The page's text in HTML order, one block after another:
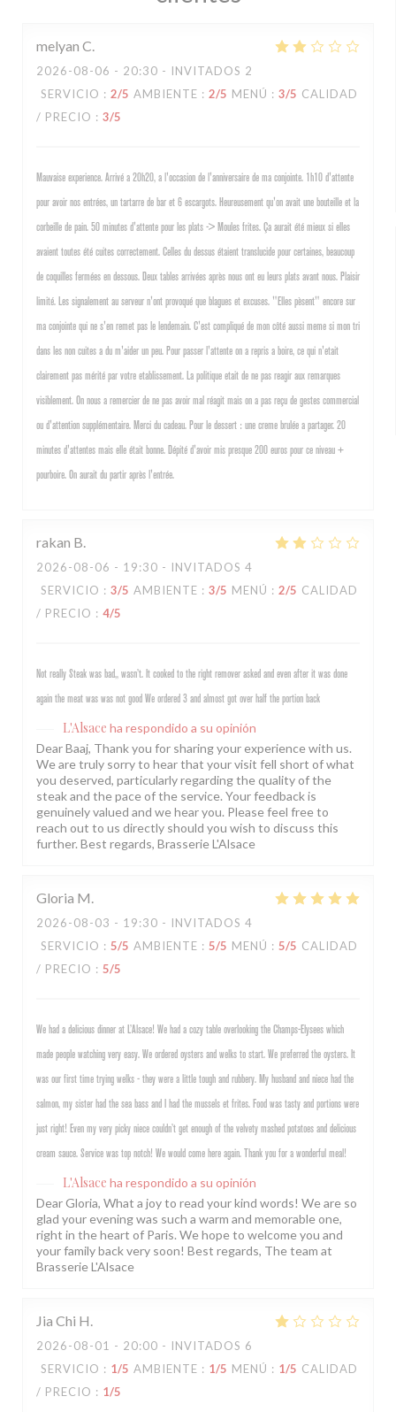
melyan C
2026-08-06 - 20:30 - INVITADOS 2
SERVICIO : 2/5 AMBIENTE : 2/5 MENÚ : 3/5 CALIDAD
/ PRECIO : 3/5
Mauvaise experience. Arrivé a 20h20, a l'occasion de l'anniversaire de ma conjointe. 1h10 d'attente
pour avoir nos entrées, un tartarre de bar et 6 escargots. Heureusement qu'on avait une bouteille et la
corbeille de pain. 50 minutes d'attente pour les plats -> Moules frites. Ça aurait été mieux si elles
avaient toutes été cuites correctement. Celles du dessus étaient translucide pour certaines, beaucoup
de coquilles fermées en dessous. Deux tables arrivées après nous ont eu leurs plats avant nous. Plaisir
limité. Les signalement au serveur n'ont provoqué que blagues et excuses. "Elles pèsent" encore sur
ma conjointe qui ne s'en remet pas le lendemain. C'est compliqué de mon côté aussi meme si mon tri
dans les non cuites a du m'aider un peu. Pour passer l'attente on a repris a boire, ce qui n'etait
clairement pas mérité par votre etablissement. La politique etait de ne pas reagir aux remarques
visiblement. On nous a remercier de ne pas avoir mal réagit mais on a pas reçu de gestes commercial
ou d'attention supplémentaire. Merci du cadeau. Pour le dessert : une creme brulée a partager. 20
minutes d'attentes mais elle était bonne. Dépité d'avoir mis presque 200 euros pour ce niveau +
pourboire. On aurait du partir après l'entrée.
rakan B
2026-08-06 - 19:30 - INVITADOS 4
SERVICIO : 3/5 AMBIENTE : 3/5 MENÚ : 2/5 CALIDAD
/ PRECIO : 4/5
Not really Steak was bad,, wasn’t. It cooked to the right remover asked and even after it was done
again the meat was was not good We ordered 3 and almost got over half the portion back
L'Alsace ha respondido a su opinión
Dear Baaj, Thank you for sharing your experience with us.
We are truly sorry to hear that your visit fell short of what
you deserved, particularly regarding the quality of the
steak and the pace of the service. Your feedback is
genuinely valued and we hear you. Please feel free to
reach out to us directly should you wish to discuss this
further. Best regards, Brasserie L'Alsace
Gloria M
2026-08-03 - 19:30 - INVITADOS 4
SERVICIO : 5/5 AMBIENTE : 5/5 MENÚ : 5/5 CALIDAD
/ PRECIO : 5/5
We had a delicious dinner at L’Alsace! We had a cozy table overlooking the Champs-Elysees which
made people watching very easy. We ordered oysters and welks to start. We preferred the oysters. It
was our first time trying welks - they were a little tough and rubbery. My husband and niece had the
salmon, my sister had the sea bass and I had the mussels et frites. Food was tasty and portions were
just right! Even my very picky niece couldn’t get enough of the velvety mashed potatoes and delicious
cream sauce. Service was top notch! We would come here again. Thank you for a wonderful meal!
L'Alsace ha respondido a su opinión
Dear Gloria, What a joy to read your kind words! We are so
glad your evening was such a warm and memorable one,
right in the heart of Paris. We hope to welcome you and
your family back very soon! Best regards, The team at
Brasserie L'Alsace
Jia Chi H
2026-08-01 - 20:00 - INVITADOS 6
SERVICIO : 1/5 AMBIENTE : 1/5 MENÚ : 1/5 CALIDAD
/ PRECIO : 1/5